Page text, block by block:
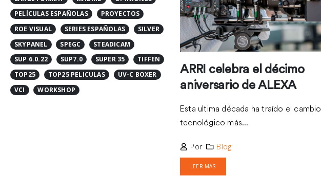
ARRI celebra el décimo
aniversario de ALEXA
Esta ultima década ha traído el cambio
tecnológico más...
Por Blog
LEER MÁS
TOP25
TOP25 PELICULAS
UV-C BOXER
VCI
WORKSHOP